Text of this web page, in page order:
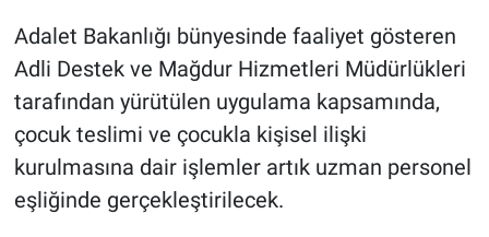
Adalet Bakanlığı bünyesinde faaliyet gösteren
Adli Destek ve Mağdur Hizmetleri Müdürlükleri
tarafından yürütülen uygulama kapsamında,
çocuk teslimi ve çocukla kişisel ilişki
kurulmasına dair işlemler artık uzman personel
eşliğinde gerçekleştirilecek.